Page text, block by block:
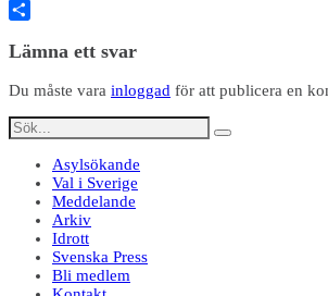
Twitter
Lämna ett svar
Du måste vara inloggad för att publicera en
Asylsökande
Val i Sverige
Meddelande
Arkiv
Idrott
Svenska Press
Bli medlem